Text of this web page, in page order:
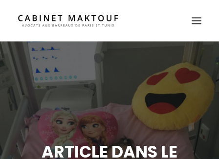
HOME
WHY US
LAWYERS
PRACTICE AREAS
PRESS
CONTACTARTICLE DANS LE